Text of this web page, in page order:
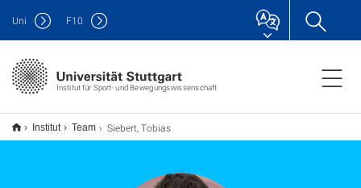
Institut für Sport- und Bewegungswissenschaft
Uni F10
Institut Team Siebert, Tobias